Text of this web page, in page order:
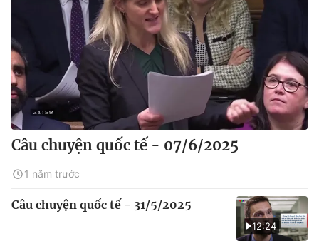
Câu chuyện quốc tế - 07/6/2025
1 năm trước
12:24
Câu chuyện quốc tế - 31/5/2025